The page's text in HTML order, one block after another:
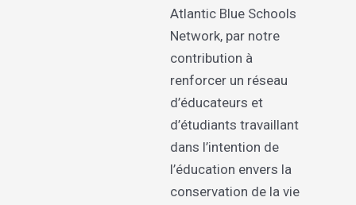
Atlantic Blue Schools
Network, par notre
contribution à
renforcer un réseau
d’éducateurs et
d’étudiants travaillant
dans l’intention de
l’éducation envers la
conservation de la vie